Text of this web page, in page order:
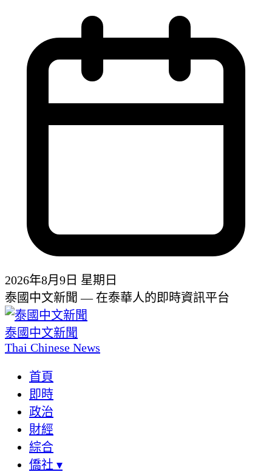
2026年8月9日 星期日
泰國中文新聞 — 在泰華人的即時資訊平台
泰國中文新聞
Thai Chinese News
首頁
即時
政治
財經
綜合
僑社 ▾